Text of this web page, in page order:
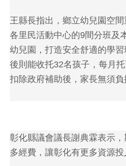
王縣長指出，鄉立幼兒園空
各里民活動中心的9間分班及
幼兒園，打造安全舒適的學
後則能收托32名孩子，每月
扣除政府補助後，家長無須負
彰化縣議會議長謝典霖表示
多經費，讓彰化有更多資源投